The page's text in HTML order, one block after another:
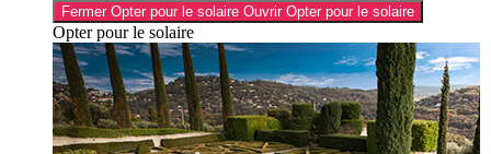
Fermer Opter pour le solaire Ouvrir Opter pour le solaire
Opter pour le solaire